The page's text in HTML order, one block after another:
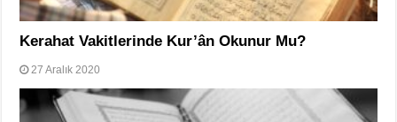
Kerahat Vakitlerinde Kur’ân Okunur Mu?
27 Aralık 2020